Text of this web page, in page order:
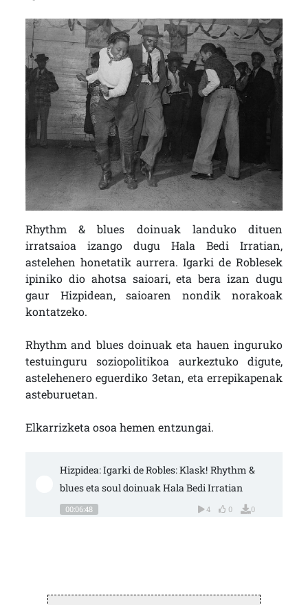
Rhythm & blues doinuak landuko dituen
irratsaioa izango dugu Hala Bedi Irratian,
astelehen honetatik aurrera. Igarki de Roblesek
ipiniko dio ahotsa saioari, eta bera izan dugu
gaur Hizpidean, saioaren nondik norakoak
kontatzeko.
Rhythm and blues doinuak eta hauen inguruko
testuinguru soziopolitikoa aurkeztuko digute,
astelehenero eguerdiko 3etan, eta errepikapenak
asteburuetan.
Elkarrizketa osoa hemen entzungai.
Hizpidea: Igarki de Robles: Klask! Rhythm &
blues eta soul doinuak Hala Bedi Irratian
00:06:48 4 0 0